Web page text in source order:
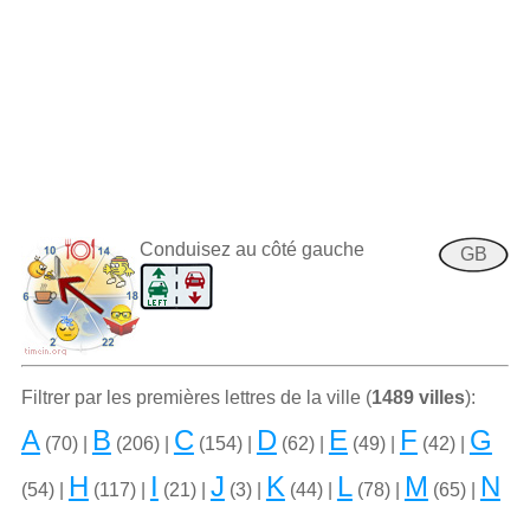
GB
Conduisez au côté gauche
Filtrer par les premiѐres lettres de la ville (1489 villes):
A(70) | B (206) | C (154) | D(62) | E (49) | F (42) | G
(54) | H (117) | I (21) | J (3) | K (44) | L(78) | M (65) | N